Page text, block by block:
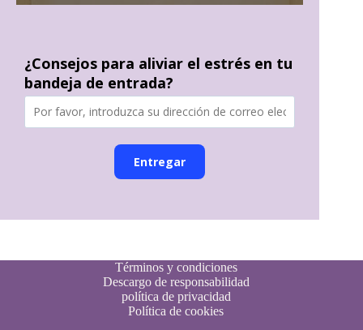
¿Consejos para aliviar el estrés en tu
bandeja de entrada?
Entregar
Términos y condiciones
Descargo de responsabilidad
política de privacidad
Política de cookies